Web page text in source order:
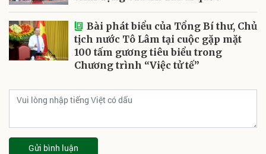
Bài phát biểu của Tổng Bí thư, Chủ
tịch nước Tô Lâm tại cuộc gặp mặt
100 tấm gương tiêu biểu trong
Chương trình “Việc tử tế”
Gửi bình luận